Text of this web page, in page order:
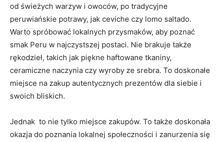
od świeżych warzyw ⁣i owoców, po ‌tradycyjne
peruwiańskie potrawy, jak ceviche⁤ czy lomo saltado.
Warto spróbować lokalnych przysmaków, aby poznać
smak Peru ‌w najczystszej postaci. Nie brakuje także
rękodzieł, takich ⁢jak ‌piękne haftowane tkaniny,
ceramiczne naczynia czy wyroby ze srebra. To doskonałe
miejsce na zakup autentycznych ​prezentów dla siebie i
swoich ⁢bliskich.
Jednak ​ to nie tylko miejsce zakupów.​ To ‍także doskonała
okazja do poznania lokalnej​ społeczności i zanurzenia ‌się